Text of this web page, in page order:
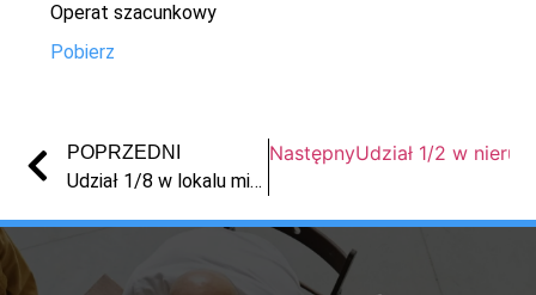
Operat szacunkowy
Pobierz
POPRZEDNI
Udział 1/8 w lokalu mieszkalnym w Chełmnie
NastępnyUdział 1/2 w